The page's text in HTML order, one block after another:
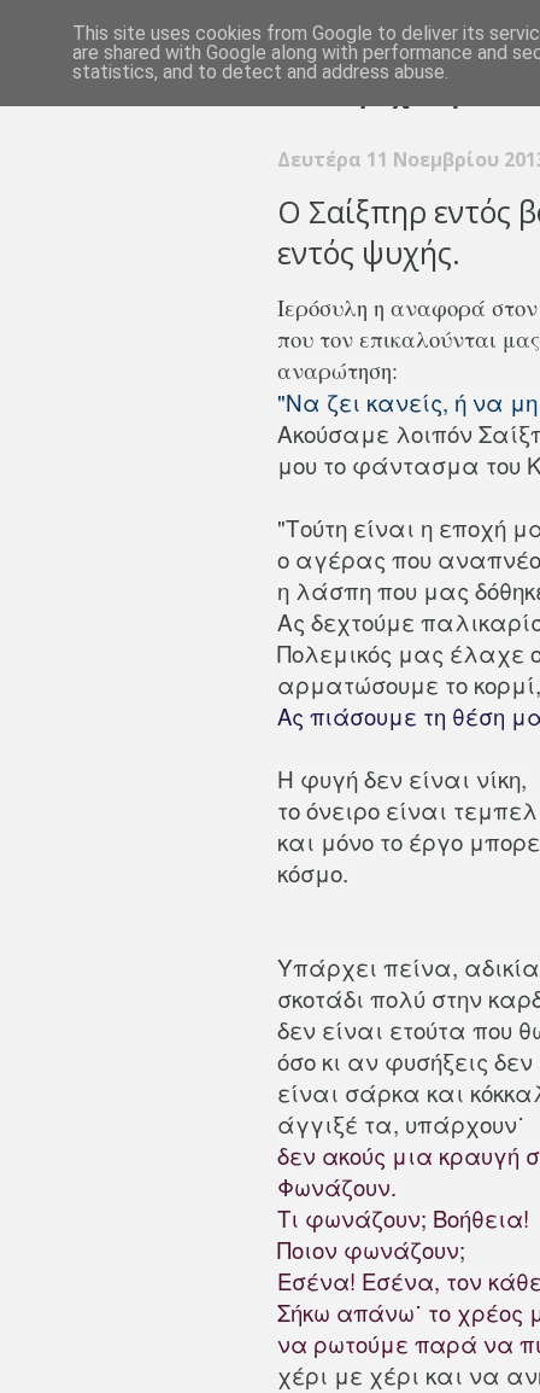
Δευτέρα 11 Νοεμβρίου
Ο Σαίξπηρ εντός
εντός ψυχής.
Ιερόσυλη η αναφορά στον
που τον επικαλούνται
αναρώτηση:
"Nα ζει κανείς, ή να μη
Ακούσαμε λοιπόν
μου το φάντασμα του
"Τούτη είναι η εποχή
ο αγέρας που
η λάσπη που μας
Ας δεχτούμε
Πολεμικός μας έλαχε
αρματώσουμε το
Ας πιάσουμε τη θέση
Η φυγή δεν είναι νίκη,
το όνειρο είναι
και μόνο το έργο
κόσμο.
Υπάρχει πείνα,
σκοτάδι πολύ στην
δεν είναι ετούτα
όσο κι αν φυσήξεις
είναι σάρκα και
άγγιξέ τα, υπάρχουν˙
δεν ακούς μια κραυγή
Φωνάζουν.
Τι φωνάζουν; Βοήθεια!
Ποιον φωνάζουν;
Εσένα! Εσένα, τον
Σήκω απάνω˙ το χρέος
να ρωτούμε παρά να
χέρι με χέρι και να
This site uses cookies from Google to deliver its
are shared with Google along with performance and
statistics, and to detect and address abuse.